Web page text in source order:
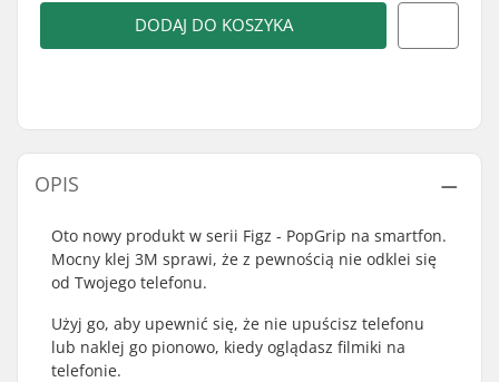
DODAJ DO KOSZYKA
OPIS
Oto nowy produkt w serii Figz - PopGrip na smartfon.
Mocny klej 3M sprawi, że z pewnością nie odklei się
od Twojego telefonu.
Użyj go, aby upewnić się, że nie upuścisz telefonu
lub naklej go pionowo, kiedy oglądasz filmiki na
telefonie.